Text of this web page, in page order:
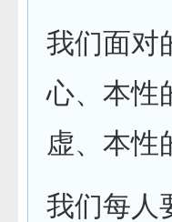
我们面对
心、本性
虚、本性
我们每人